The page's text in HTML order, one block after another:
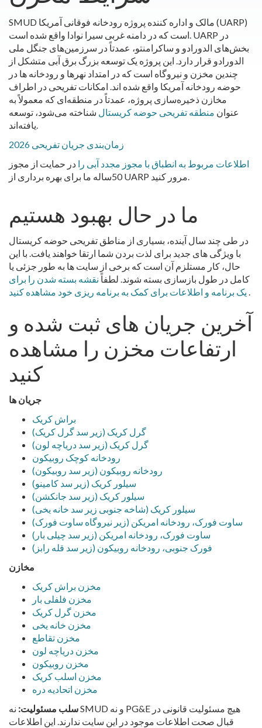
SMUD مالک و اداره کننده پروژه رودخانه فوقانی آمریکا (UARP)
است که در دامنه غربی سیرا نوادا واقع شده است. UARP در
بخش‌های الدورادو و ساکرامنتو، عمدتاً در سرزمین‌های جنگل ملی
الدورادو قرار دارد. این پروژه یک توسعه بزرگ برق آبی متشکل از
چندین مخزن و نیروگاه است که در امتداد نهرها و رودخانه ها در
حوضه رودخانه آمریکا واقع شده اند. امکانات تفریحی در اطراف
مخازن ذخیره‌سازی پروژه، عمدتاً در منطقه‌ای که معمولاً به
عنوان منطقه تفریحی حوضه کریستال شناخته می‌شود، توسعه
یافته‌اند.
2026 زمان‌بندی جریان تفریحی
اطلاعات مربوط به انطباق با مجوز مجدد آبی را در حمایت از مجوز
50ساله ما برای بهره برداری از UARP مرور کنید.
ما در حال بهبود هستیم
در طی چند سال آینده، بسیاری از مناطق تفریحی حوضه کریستال
با ویژگی های جدید برای لذت بردن شما ارتقا خواهند یافت. با این
حال، کار مستلزم آن است که برخی از سایت ها به طور جزئی یا
کامل در طول بازسازی بسته شوند. لطفاًنقشه بسته شدن را برای
یک برنامه و اطلاعات برای کمک به برنامه ریزی خود مشاهده کنید .
آخرین جریان های ثبت شده و
ارتفاعات مخزن را مشاهده
کنید
جریان ها
براش کریک
گرل کریک (زیر سد گرل کریک)
گرل کریک (زیر سد دریاچه لون)
رودخانه کوچک روبیکون
رودخانه روبیکون (زیر سد روبیکون)
سیلور کریک (زیر سد کامینو)
سیلور کریک (زیر سد جانکشن)
سیلور کریک (شاخه جنوبی زیر سد خانه یخی)
ساوت فورک، رودخانه امریکن (زیر نیروگاه ساوت فورک)
ساوت فورک، رودخانه امریکن (زیر سد چیلی بار)
فورک جنوبی، رودخانه روبیکون (زیر سد قله رابز)
مخازن
مخزن براش کریک
مخزن فلفلی بار
مخزن گرل کریک
مخزن خانه یخی
مخزن تقاطع
مخزن دریاچه لون
مخزن روبیکون
مخزن اسلب کریک
مخزن اتحادیه دره
سلب مسئولیت: نه SMUD و نه PG&E هیچ مسئولیت قانونی در
قبال صحت اطلاعات موجود در این سایت ندارند. این اطلاعات